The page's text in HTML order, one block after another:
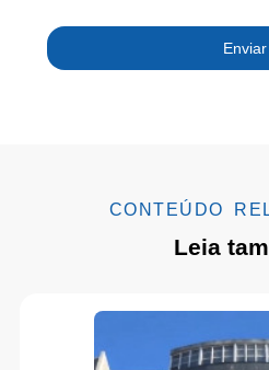
Enviar
CONTEÚDO
Leia